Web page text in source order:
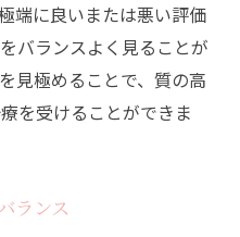
端に良いまたは悪い評価
バランスよく見ることが
見極めることで、質の高
を受けることができま
ランス